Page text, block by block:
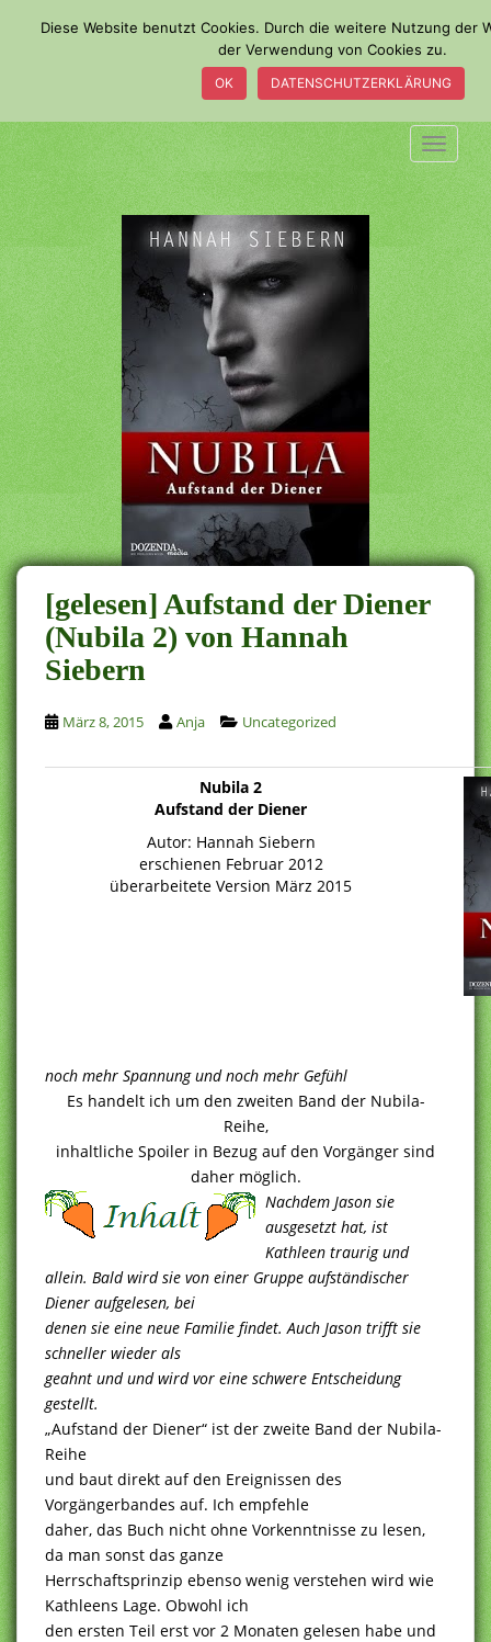
o
m
a
i
n
c
o
n
t
e
n
t
[gelesen] Aufstand der Diener
(Nubila 2) von Hannah
Siebern
März 8, 2015 Anja Uncategorized
Nubila 2
Aufstand der Diener
Autor: Hannah Siebern
erschienen Februar 2012
überarbeitete Version März 2015
noch mehr Spannung und noch mehr Gefühl
Es handelt ich um den zweiten Band der Nubila-
Reihe,
inhaltliche Spoiler in Bezug auf den Vorgänger sind
daher möglich.
Nachdem Jason sie
ausgesetzt hat, ist
Kathleen traurig und
allein. Bald wird sie von einer Gruppe aufständischer
Diener aufgelesen, bei
denen sie eine neue Familie findet. Auch Jason trifft sie
schneller wieder als
geahnt und und wird vor eine schwere Entscheidung
gestellt.
„Aufstand der Diener“ ist der zweite Band der Nubila-
Reihe
und baut direkt auf den Ereignissen des
Vorgängerbandes auf. Ich empfehle
daher, das Buch nicht ohne Vorkenntnisse zu lesen,
da man sonst das ganze
Herrschaftsprinzip ebenso wenig verstehen wird wie
Kathleens Lage. Obwohl ich
den ersten Teil erst vor 2 Monaten gelesen habe und
Diese Website benutzt Cookies. Durch die weitere Nutzung der
der Verwendung von Cookies zu.
OK DATENSCHUTZERKLÄRUNG